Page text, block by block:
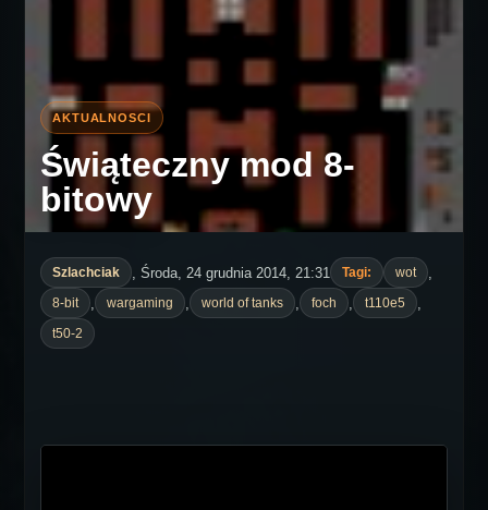
Świąteczny mod 8-
bitowy
Szlachciak , Środa, 24 grudnia 2014, 21:31 Tagi: wot
8-bit wargaming world of tanks foch t110e5
t50-2